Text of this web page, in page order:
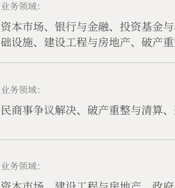
业务领域：
资本市场、银行与金融、投资基金
础设施、建设工程与房地产、破产
业务领域：
民商事争议解决、破产重整与清算
业务领域：